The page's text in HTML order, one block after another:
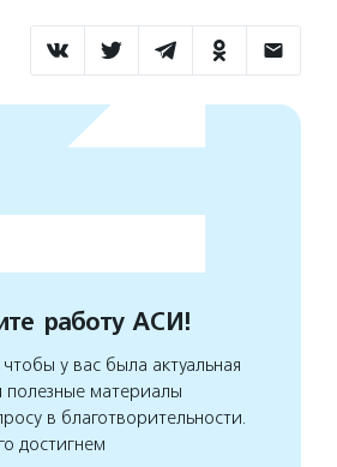
работу АСИ!
у вас была актуальная
материалы
в благотворительности.
достигнем